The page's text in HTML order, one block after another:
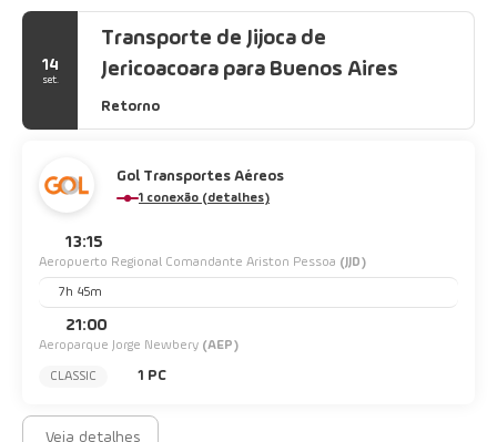
14
set.
Transporte de Jijoca de
Jericoacoara para Buenos Aires
Retorno
Gol Transportes Aéreos
1 conexão (detalhes)
13:15
Aeropuerto Regional Comandante Ariston Pessoa (JJD)
7h 45m
21:00
Aeroparque Jorge Newbery (AEP)
CLASSIC 1 PC
Veja detalhes